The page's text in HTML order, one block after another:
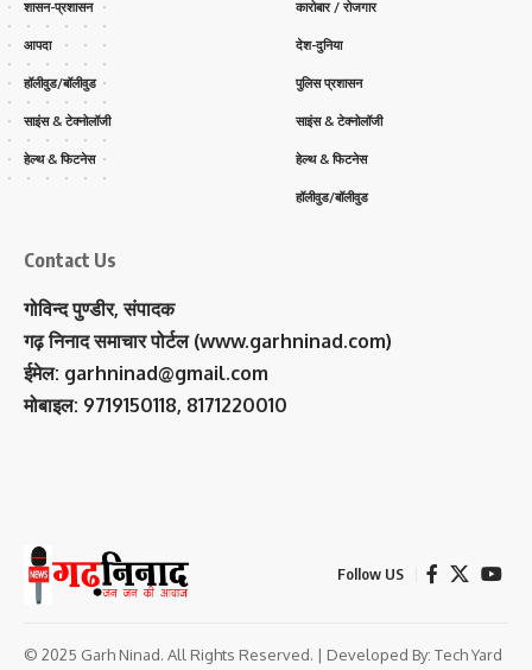
शासन-प्रशासन
आपदा
हॉलीवुड/बॉलीवुड
साइंस & टेक्नोलॉजी
हेल्थ & फिटनेस
कारोबार / रोजगार
देश-दुनिया
पुलिस प्रशासन
साइंस & टेक्नोलॉजी
हेल्थ & फिटनेस
हॉलीवुड/बॉलीवुड
Contact Us
गोविन्द पुण्डीर, संपादक
गढ़ निनाद समाचार पोर्टल (www.garhninad.com)
ईमेल: garhninad@gmail.com
मोबाइल: 9719150118, 8171220010
Follow US
© 2025 Garh Ninad. All Rights Reserved. | Developed By: Tech Yard